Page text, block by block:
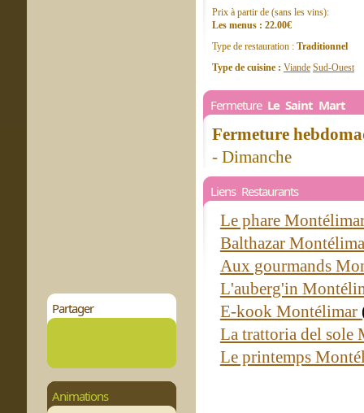
Partager
Animations
Prix à partir de (sans les vins):
Les menus : 22.00€
Type de restauration : Traditionnel
Type de cuisine : Viande Sud-Ouest
Fermeture Le Saint Mart
Fermeture
- Dimanche
Liens Restaurants
Le phare
Balthazar
Aux gourmands
L'auberg'in
E-kook Montélimar
La trattoria del sole
Le printemps